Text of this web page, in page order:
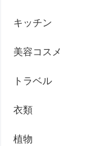
キッチン
美容コスメ
トラベル
衣類
植物